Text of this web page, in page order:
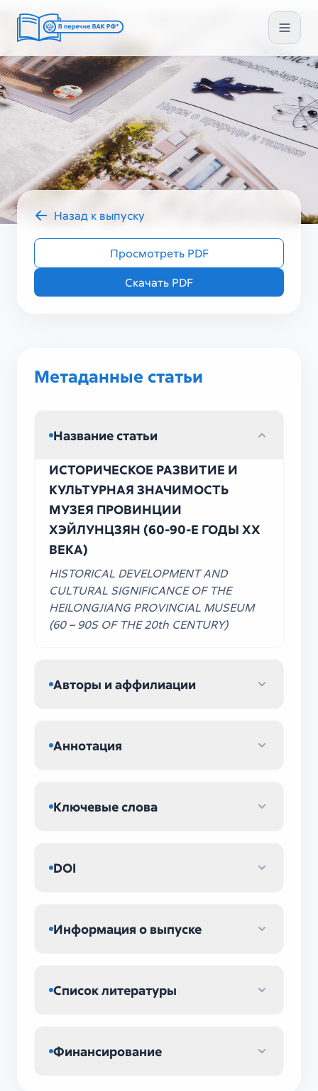
УЗ ГУМ VIII (80)
Назад к выпуску
Просмотреть PDF
Скачать PDF
Метаданные статьи
Название статьи
ИСТОРИЧЕСКОЕ РАЗВИТИЕ И
КУЛЬТУРНАЯ ЗНАЧИМОСТЬ
МУЗЕЯ ПРОВИНЦИИ
ХЭЙЛУНЦЗЯН (60-90-Е ГОДЫ XX
ВЕКА)
HISTORICAL DEVELOPMENT AND
CULTURAL SIGNIFICANCE OF THE
HEILONGJIANG PROVINCIAL MUSEUM
(60 – 90S OF THE 20th CENTURY)
Авторы и аффилиации
Аннотация
Ключевые слова
DOI
Информация о выпуске
Список литературы
Финансирование